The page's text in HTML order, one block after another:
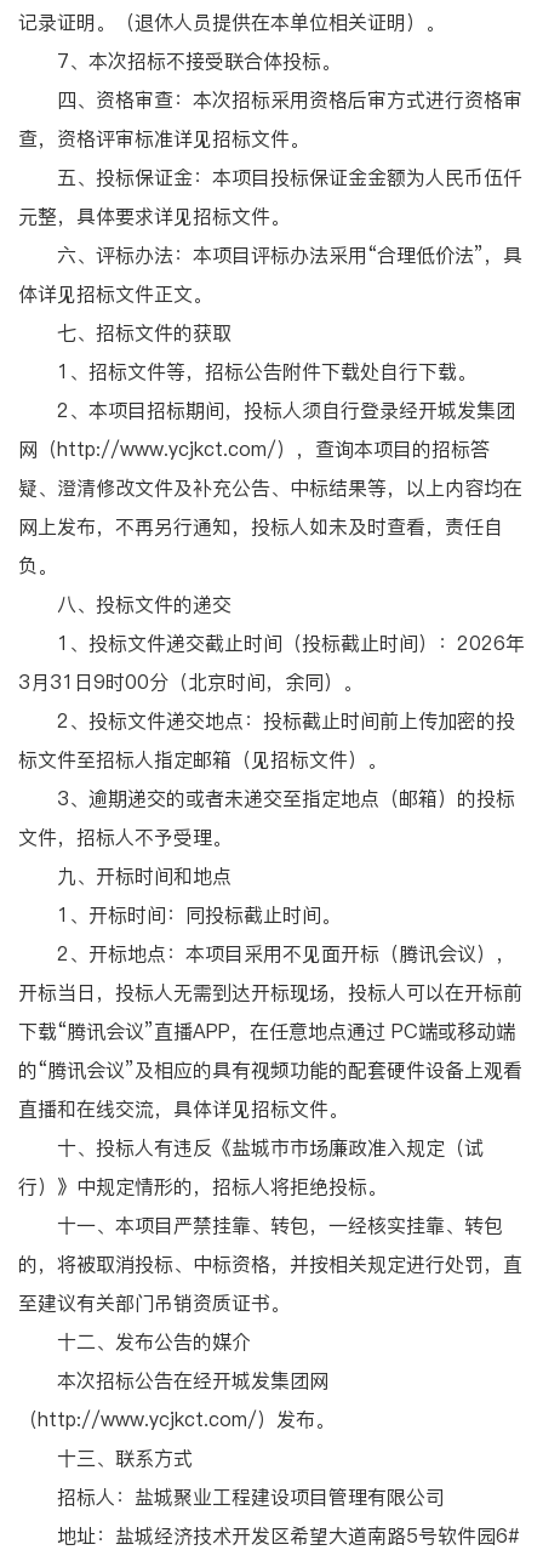
记录证明。（退休人员提供在本单位相关证明）。
7、本次招标不接受联合体投标。
四、资格审查：本次招标采用资格后审方式进行资格审
查，资格评审标准详见招标文件。
五、投标保证金：本项目投标保证金金额为人民币伍仟
元整，具体要求详见招标文件。
六、评标办法：本项目评标办法采用“合理低价法”，具
体详见招标文件正文。
七、招标文件的获取
1、招标文件等，招标公告附件下载处自行下载。
2、本项目招标期间，投标人须自行登录经开城发集团
网（http://www.ycjkct.com/），查询本项目的招标答
疑、澄清修改文件及补充公告、中标结果等，以上内容均在
网上发布，不再另行通知，投标人如未及时查看，责任自
负。
八、投标文件的递交
1、投标文件递交截止时间（投标截止时间）：2026年
3月31日9时00分（北京时间，余同）。
2、投标文件递交地点：投标截止时间前上传加密的投
标文件至招标人指定邮箱（见招标文件）。
3、逾期递交的或者未递交至指定地点（邮箱）的投标
文件，招标人不予受理。
九、开标时间和地点
1、开标时间：同投标截止时间。
2、开标地点：本项目采用不见面开标（腾讯会议），
开标当日，投标人无需到达开标现场，投标人可以在开标前
下载“腾讯会议”直播APP，在任意地点通过 PC端或移动端
的“腾讯会议”及相应的具有视频功能的配套硬件设备上观看
直播和在线交流，具体详见招标文件。
十、投标人有违反《盐城市市场廉政准入规定（试
行）》中规定情形的，招标人将拒绝投标。
十一、本项目严禁挂靠、转包，一经核实挂靠、转包
的，将被取消投标、中标资格，并按相关规定进行处罚，直
至建议有关部门吊销资质证书。
十二、发布公告的媒介
本次招标公告在经开城发集团网
（http://www.ycjkct.com/）发布。
十三、联系方式
招标人：盐城聚业工程建设项目管理有限公司
地址：盐城经济技术开发区希望大道南路5号软件园6#